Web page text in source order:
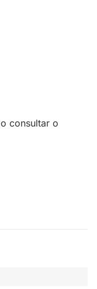
consultar o